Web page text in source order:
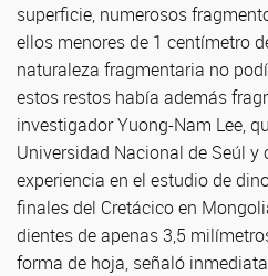
superficie, numerosos
ellos menores de 1 centímetro
naturaleza fragmentaria no
estos restos había además
investigador Yuong-Nam Lee,
Universidad Nacional de Seúl
experiencia en el estudio de
finales del Cretácico en
dientes de apenas 3,5
forma de hoja, señaló